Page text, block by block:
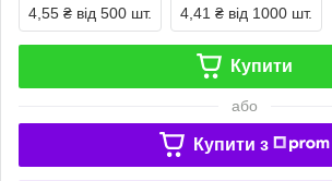
4,55 ₴ від 500 шт. 4,41 ₴ від 1000 шт.
Купити
або
Купити з